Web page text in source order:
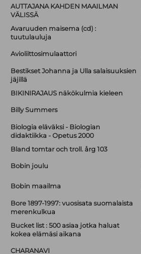
AUTTAJANA KAHDEN MAAILMAN
VÄLISSÄ
Avaruuden maisema (cd) :
tuutulauluja
Avioliittosimulaattori
Bestikset Johanna ja Ulla salaisuuksien
jäjillä
BIKINIRAJAUS näkökulmia kieleen
Billy Summers
Biologia eläväksi - Biologian
didaktiikka - Opetus 2000
Bland tomtar och troll. årg 103
Bobin joulu
Bobin maailma
Bore 1897-1997: vuosisata suomalaista
merenkulkua
Bucket list : 500 asiaa jotka haluat
kokea elämäsi aikana
CHARANAVI